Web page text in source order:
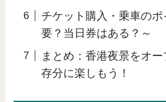
チケット購入・乗車の
要？当日券はある？～
まとめ：香港夜景をオ
存分に楽しもう！